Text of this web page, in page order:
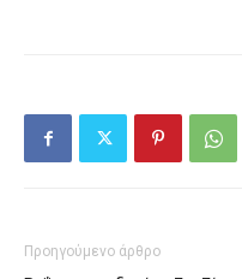
Προηγούμενο άρθρο